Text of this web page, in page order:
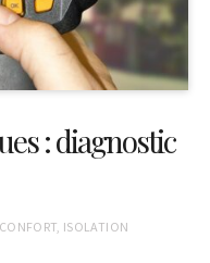
: diagnostic
CONFORT, ISOLATION